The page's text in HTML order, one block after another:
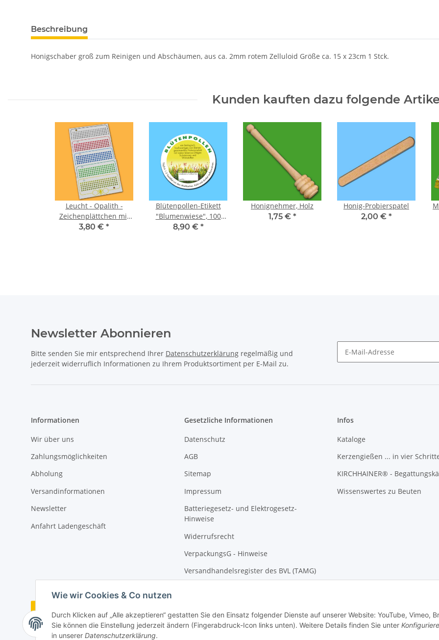
Wie wir Cookies & Co nutzen
Durch Klicken auf „Alle akzeptieren“ gestatten Sie den Einsatz folgender Dienste auf unserer Website: YouTube, Vimeo,
Sie können die Einstellung jederzeit ändern (Fingerabdruck-Icon links unten). Weitere Details finden Sie unter
in unserer Datenschutzerklärung.
Beschreibung
Honigschaber groß zum Reinigen und Abschäumen, aus ca. 2mm rotem Zelluloid Größe ca. 15 x 23cm 1 Stck.
Kunden kauften dazu folgende
Leucht - Opalith -
Zeichenplättchen mit
Nummern: Farbe Grün
3,80 € *
Blütenpollen-Etikett
"Blumenwiese", 100
Stck
8,90 € *
Honignehmer, Holz
1,75 € *
Honig-Probierspatel
2,00 € *
Newsletter Abonnieren
Bitte senden Sie mir entsprechend Ihrer Datenschutzerklärung regelmäßig und
jederzeit widerruflich Informationen zu Ihrem Produktsortiment per E-Mail zu.
Informationen
Wir über uns
Zahlungsmöglichkeiten
Abholung
Versandinformationen
Newsletter
Anfahrt Ladengeschäft
Gesetzliche Informationen
Datenschutz
AGB
Sitemap
Impressum
Batteriegesetz- und Elektrogesetz-
Hinweise
Widerrufsrecht
VerpackungsG - Hinweise
Versandhandelsregister des BVL (TAMG)
Infos
Kataloge
Kerzengießen ... in vier
KIRCHHAINER® -
Wissenswertes zu Beuten
Vertrag widerrufen